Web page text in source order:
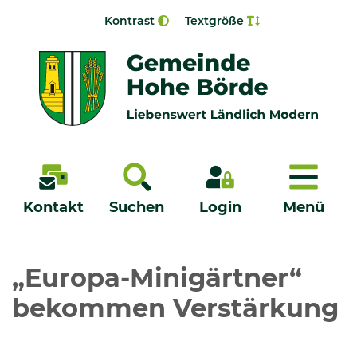
Kontrast Textgröße
Kontakt Suchen Login Menü
Menü
Bürgerservice - Onlinedienste
„Europa-Minigärtner“
bekommen Verstärkung